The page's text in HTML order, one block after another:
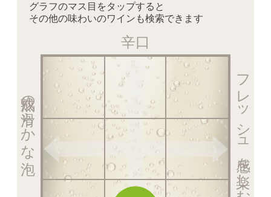
グラフのマス目をタップすると
その他の味わいのワインも検索できます
辛口
フレッシュ感を楽しむ泡
熟成の滑らかな泡